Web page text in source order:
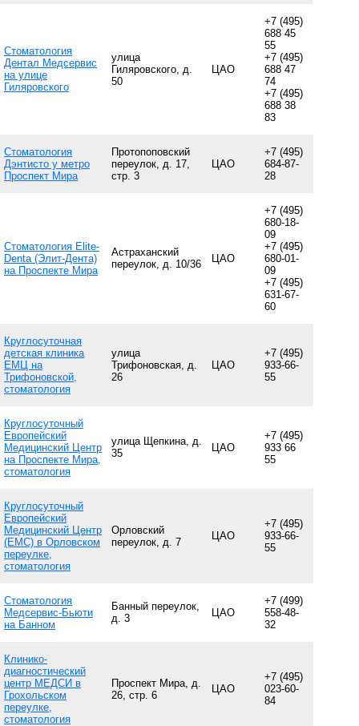
Стоматология
Дентал Медсервис
на улице
Гиляровского
улица
Гиляровского, д.
50
ЦАО
+7 (495)
688 45
55
+7 (495)
688 47
74
+7 (495)
688 38
83
Стоматология
Дэнтисто у метро
Проспект Мира
Протопоповский
переулок, д. 17,
стр. 3
ЦАО
+7 (495)
684-87-
28
Стоматология Elite-
Denta (Элит-Дента)
на Проспекте Мира
Астраханский
переулок, д. 10/36
ЦАО
+7 (495)
680-18-
09
+7 (495)
680-01-
09
+7 (495)
631-67-
60
Круглосуточная
детская клиника
ЕМЦ на
Трифоновской,
стоматология
улица
Трифоновская, д.
26
ЦАО
+7 (495)
933-66-
55
Круглосуточный
Европейский
Медицинский Центр
на Проспекте Мира,
стоматология
улица Щепкина, д.
35
ЦАО
+7 (495)
933 66
55
Круглосуточный
Европейский
Медицинский Центр
(EMC) в Орловском
переулке,
стоматология
Орловский
переулок, д. 7
ЦАО
+7 (495)
933-66-
55
Стоматология
Медсервис-Бьюти
на Банном
Банный переулок,
д. 3
ЦАО
+7 (499)
558-48-
32
Клинико-
диагностический
центр МЕДСИ в
Грохольском
переулке,
стоматология
Проспект Мира, д.
26, стр. 6
ЦАО
+7 (495)
023-60-
84